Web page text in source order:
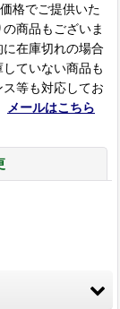
格でご提供いた
商品もございま
在庫切れの場合
ていない商品も
等も対応してお
メールはこちら